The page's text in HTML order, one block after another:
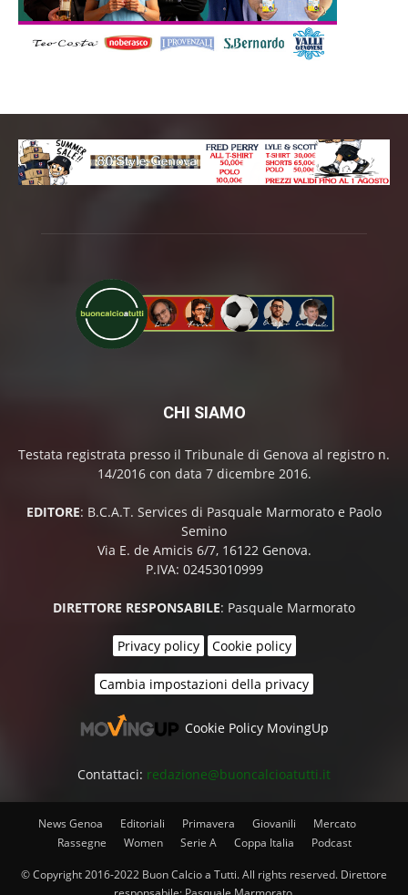
CHI SIAMO
Testata registrata presso il Tribunale di Genova al registro n.
14/2016 con data 7 dicembre 2016.
EDITORE: B.C.A.T. Services di Pasquale Marmorato e Paolo
Semino
Via E. de Amicis 6/7, 16122 Genova.
P.IVA: 02453010999
DIRETTORE RESPONSABILE: Pasquale Marmorato
Privacy policy Cookie policy
Cambia impostazioni della privacy
Cookie Policy MovingUp
Contattaci: redazione@buoncalcioatutti.it
News Genoa Editoriali Primavera Giovanili
Mercato
Rassegne
Women Serie A Coppa Italia Podcast
© Copyright 2016-2022 Buon Calcio a Tutti. All rights reserved. Direttore